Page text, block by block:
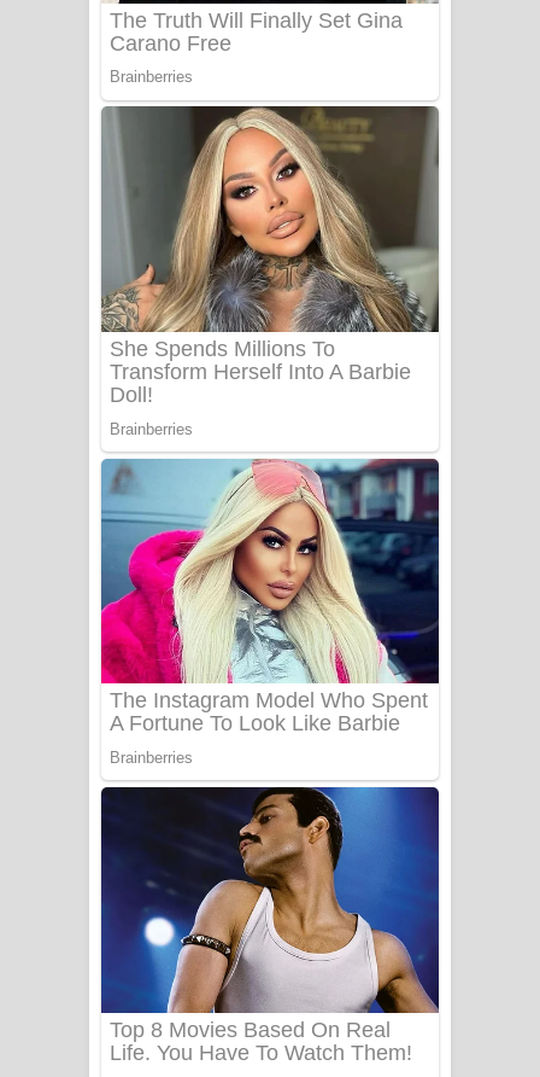
Benthara Palame Song Lyrics -
බෙන්තර පාලමේ ගීතයේ පද පෙළ
Sanda Babalena Song Lyrics - සඳ
බැබලෙන ගීතයේ පද පෙළ
Adare Wadi Nisa Song Lyrics - ආදරේ
වැඩි නිසා ගීතයේ පද පෙළ
UNUHUMA Song Lyrics - උණුහුම
ගීතයේ පද පෙළ
Katakara Song Lyrics - කටකාර ගීතයේ
Tharu Yaye Dilena Song Lyrics - තරු
යායේ දිලෙනා ගීතයේ පද පෙළ
Ow Man Sosa Song Lyrics - ඔව් මං
සෝසා ගීතයේ පද පෙළ
Heavy Weight Song Lyrics
Aye Lanweela Song Lyrics - ආයේ
ලංවීලා ගීතයේ පද පෙළ
Ala purannata Song Lyrics - ආල
පුරන්නට ගීතයේ පද පෙළ
FEVER DREAM Lyrics - Alex Warren
BTS : Hooligan Lyrics